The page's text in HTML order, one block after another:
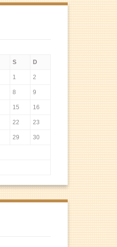
S D
1 2
8 9
15 16
22 23
29 30